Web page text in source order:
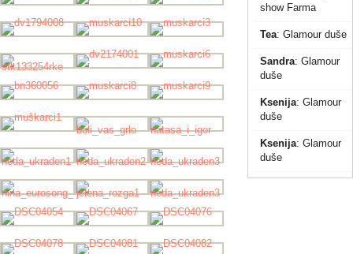
show Farma
Tea: Glamour duše
Sandra: Glamour
duše
Ksenija: Glamour
duše
Ksenija: Glamour
duše